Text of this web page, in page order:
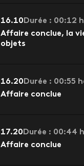
16.10 Durée : 00:12
Affaire conclue, la
objets
16.20 Durée : 00:55
Affaire conclue
17.20 Durée : 00:44
Affaire conclue